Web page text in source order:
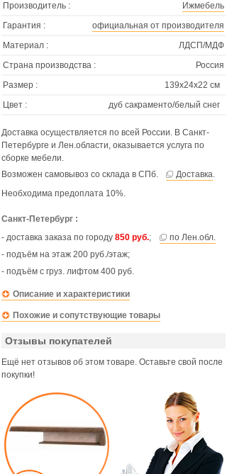
Производитель :
Ижмебель
Гарантия :
официальная от производителя
Материал :
ЛДСП/МДФ
Страна производства :
Россия
Размер :
139х24х22 см
Цвет :
дуб сакраменто/белый снег
Доставка осуществляется по всей России. В Санкт-
Петербурге и Лен.области, оказывается услуга по
сборке мебели.
Возможен самовывоз со склада в СПб.
Доставка.
Необходима предоплата 10%.
Санкт-Петербург :
- доставка заказа по городу 850 руб.;
по Лен.обл.
- подъём на этаж 200 руб./этаж;
- подъём с груз. лифтом 400 руб.
Описание и характеристики
Похожие и сопутствующие товары
Отзывы покупателей
Ещё нет отзывов об этом товаре. Оставьте свой после
покупки!